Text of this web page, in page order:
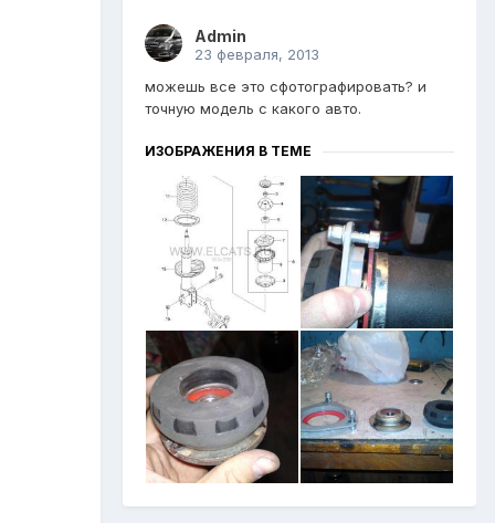
Admin
23 февраля, 2013
можешь все это сфотографировать? и
точную модель с какого авто.
ИЗОБРАЖЕНИЯ В ТЕМЕ